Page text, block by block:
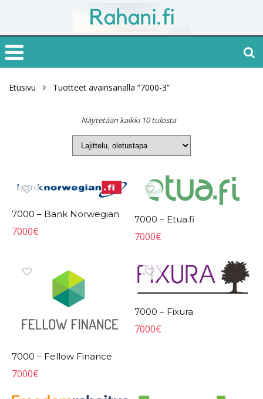
Etusivu Tuotteet avainsanalla “7000-3”
Näytetään kaikki 10 tulosta
7000 – Bank Norwegian
7000€
7000 – Etua.fi
7000€
7000 – Fellow Finance
7000€
7000 – Fixura
7000€